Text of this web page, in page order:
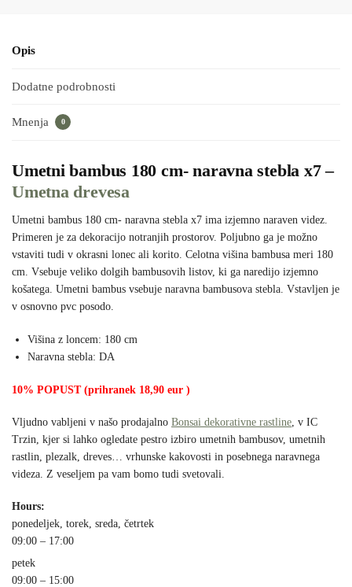
Opis
Dodatne podrobnosti
Mnenja 0
Umetni bambus 180 cm- naravna stebla x7 –
Umetna drevesa
Umetni bambus 180 cm- naravna stebla x7 ima izjemno naraven videz.
Primeren je za dekoracijo notranjih prostorov. Poljubno ga je možno
vstaviti tudi v okrasni lonec ali korito. Celotna višina bambusa meri 180
cm. Vsebuje veliko dolgih bambusovih listov, ki ga naredijo izjemno
košatega. Umetni bambus vsebuje naravna bambusova stebla. Vstavljen je
v osnovno pvc posodo.
Višina z loncem: 180 cm
Naravna stebla: DA
10% POPUST (prihranek 18,90 eur )
Vljudno vabljeni v našo prodajalno Bonsai dekorativne rastline, v IC
Trzin, kjer si lahko ogledate pestro izbiro umetnih bambusov, umetnih
rastlin, plezalk, dreves… vrhunske kakovosti in posebnega naravnega
videza. Z veseljem pa vam bomo tudi svetovali.
Hours:
ponedeljek, torek, sreda, četrtek
09:00 – 17:00
petek
09:00 – 15:00